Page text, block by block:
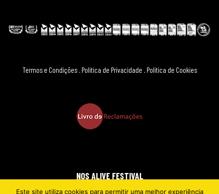
Termos e Condições .Política de Privacidade .Política de Cookies
NOS ALIVE FESTIVAL
Este site utiliza cookies para permitir uma melhor experiência